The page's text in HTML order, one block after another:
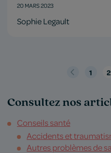
20 MARS 2023
Sophie Legault
«
1 2
Consultez nos
Conseils santé
Accidents et
Autres problèmes de